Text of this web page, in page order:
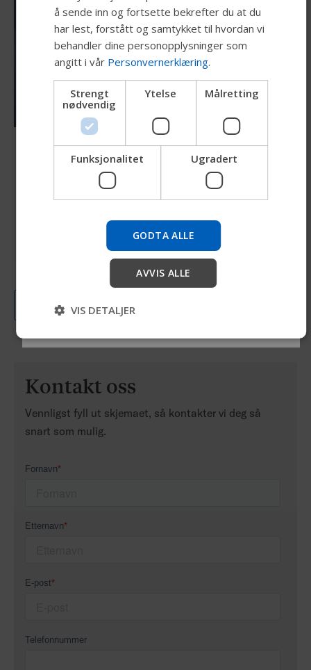
Følger dine bevegelser
Luftcellene følger kroppens bevegelser, og gir
både støtte og bevegelsesfrihet. De tilpasser
Load More
Kontakt oss
Vennligst fyll ut skjemaet, så kontakter vi deg så
snart som mulig.
Prøv vår nye Permobil-guide
Vi tester en raskere måte å utforske produkter, hente
selskapsinformasjon og finne enhetsstøtte.
GERMAN
DANISH
NORWEGIAN
JAPANESE
ITALIAN
SPANISH
å sende inn og fortsette bekrefter du at du
har lest, forstått og samtykket til hvordan vi
behandler dine personopplysninger som
angitt i vår Personvernerklæring.
Strengt
nødvendig
Ytelse Målretting
Funksjonalitet Ugradert
GODTA ALLE
AVVIS ALLE
VIS DETALJER